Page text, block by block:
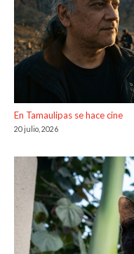
En Tamaulipas se hace cine
20 julio, 2026